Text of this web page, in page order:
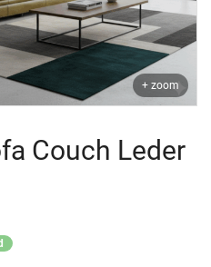
+ zoom
Couch Leder